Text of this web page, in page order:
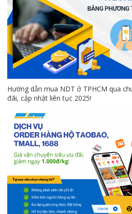
Hướng dẫn mua NDT ở TPHCM qua
đãi, cập nhật liên tục 2025!